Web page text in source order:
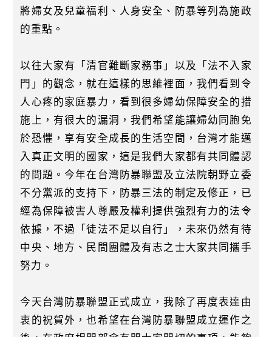
將婦女及兒童福利、人身安全、防暴等列為施政
的重點。
以往大家有「清官難斷家務事」以及「法不入家
門」的觀念，就在這樣的思維裡面，我們看到令
人心疼的家庭暴力，看到很多婦幼保障安全的措
施上，有很大的漏洞，我們希望能讓婦幼同胞免
於恐懼，享有安全成長的生活空間，台灣才能邁
入真正文明的國家，這是我們大家都有共同體認
的問題。今年在台灣防暴聯盟及立法院朝野立委
不分黨派的支持下，防暴三法的制定及修正，已
經為保障被害人尊嚴及權利提供強烈有力的法令
依據，不過「徒法不足以自行」，未來仍然有待
中央、地方、民間團體及有志之士大家共同攜手
努力。
今天台灣防暴聯盟正式成立，我除了再度表達由
衷的祝賀外，也希望在台灣防暴聯盟成立運作之